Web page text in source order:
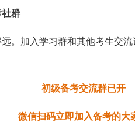
社群
。加入学习群和其他考生交
初级备考交流群已开
微信扫码立即加入备考的大